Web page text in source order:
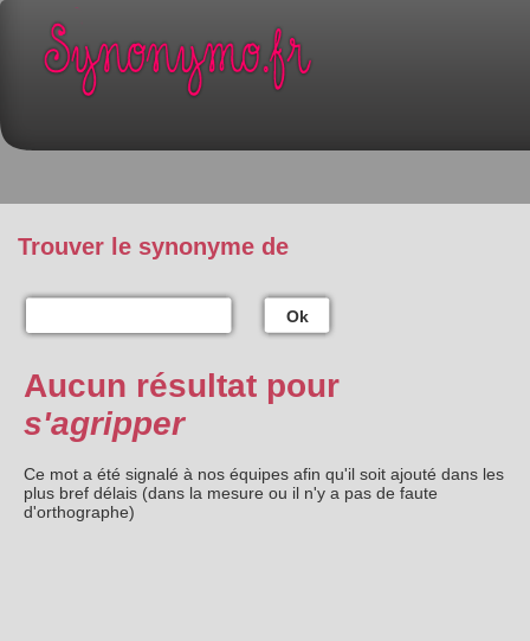
Trouver le synonyme de
Ok
Aucun résultat pour
s'agripper
Ce mot a été signalé à nos équipes afin qu'il soit ajouté dans les
plus bref délais (dans la mesure ou il n'y a pas de faute
d'orthographe)